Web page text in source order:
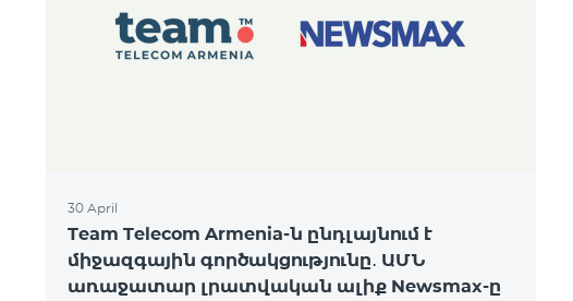
30 April
Team Telecom Armenia-ն ընդլայնում է
միջազգային գործակցությունը․ ԱՄՆ
առաջատար լրատվական ալիք Newsmax-ը